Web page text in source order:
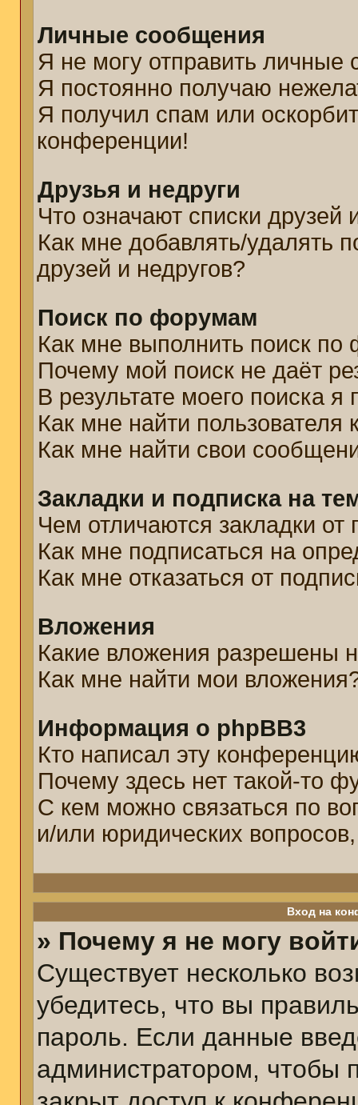
Личные сообщения
Я не могу отправить личные
Я постоянно получаю
Я получил спам или
конференции!
Друзья и недруги
Что означают списки друзей
Как мне добавлять/удалять
друзей и недругов?
Поиск по форумам
Как мне выполнить поиск
Почему мой поиск не даёт
В результате моего поиска
Как мне найти пользователя
Как мне найти свои
Закладки и подписка на
Чем отличаются закладки от
Как мне подписаться на
Как мне отказаться от
Вложения
Какие вложения разрешены
Как мне найти мои
Информация о phpBB3
Кто написал эту
Почему здесь нет такой-то
С кем можно связаться по
и/или юридических
Вход на
» Почему я не могу
Существует несколько
убедитесь, что вы
пароль. Если данные
администратором, чтобы